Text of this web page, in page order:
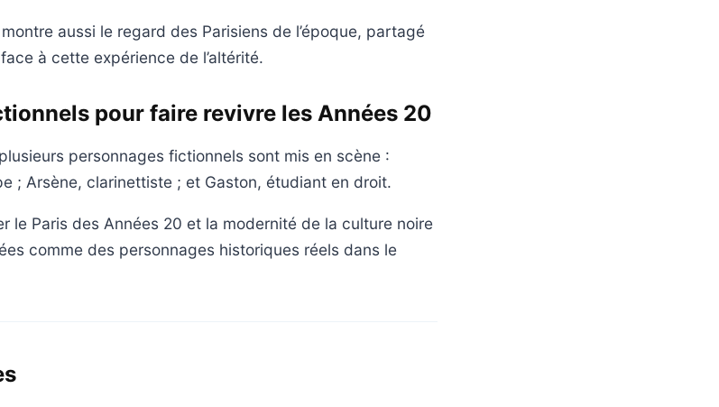
aussi le regard des Parisiens de l’époque, partagé
à cette expérience de l’altérité.
pour faire revivre les Années 20
personnages fictionnels sont mis en scène :
; Arsène, clarinettiste ; et Gaston, étudiant en droit.
le Paris des Années 20 et la modernité de la culture noire
comme des personnages historiques réels dans le